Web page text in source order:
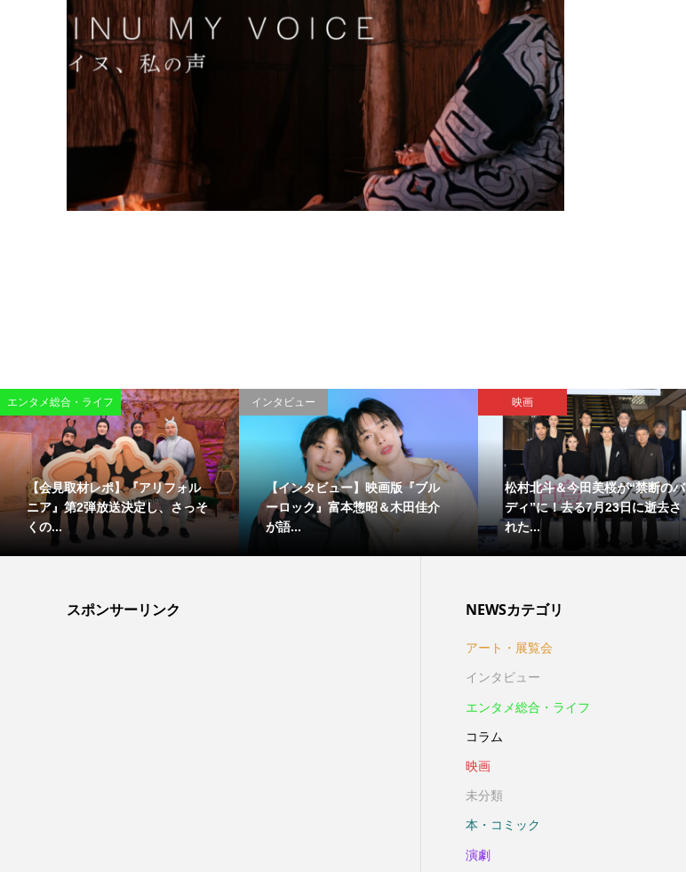
エンタメ総合・ライフ
【会見取材レポ】『アリフォル
ニア』第2弾放送決定し、さっそ
くの...
インタビュー
【インタビュー】映画版『ブル
ーロック』富本惣昭＆木田佳介
が語...
映画
松村北斗＆今田美桜が“禁断のバ
ディ”に！去る7月23日に逝去さ
れた...
スポンサーリンク NEWSカテゴリ
アート・展覧会
インタビュー
エンタメ総合・ライフ
コラム
映画
未分類
本・コミック
演劇